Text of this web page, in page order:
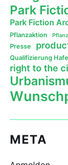
Park
Park Fiction
Pflanzaktion
Presse
Qualifizierung
right to the
META